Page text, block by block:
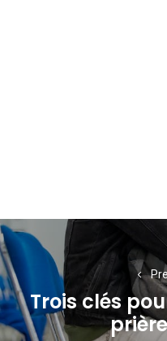
Navigation
de
l’article
Trois clés